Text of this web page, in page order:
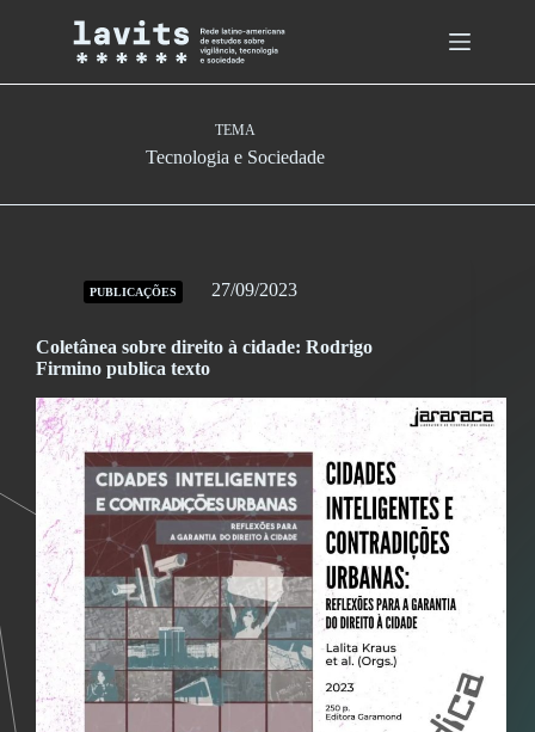
TEMA
Tecnologia e Sociedade
PUBLICAÇÕES 27/09/2023
Coletânea sobre direito à cidade: Rodrigo
Firmino publica texto